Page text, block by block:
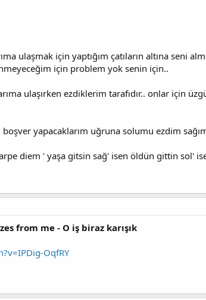
ulaşmak için yaptığım çatıların altına seni
için problem yok senin için..
ulaşırken ezdiklerim tarafıdır.. onlar için
yapacaklarım uğruna solumu ezdim
diem ' yaşa gitsin sağ' isen öldün gittin sol'
from me - O iş biraz karışık
OqfRY